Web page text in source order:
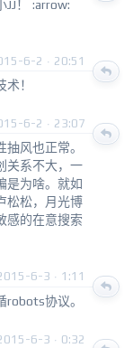
！ :arrow:
6-2 · 20:51
！
6-2 · 23:07
风也正常。
关系不大，一
是为啥。就如
松松，月光博
感的在意搜索
6-3 · 1:11
robots协议。
6-3 · 0:32